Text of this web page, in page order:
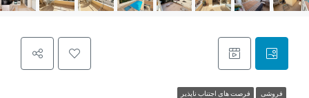
فرصت های اجتناب ناپذیر